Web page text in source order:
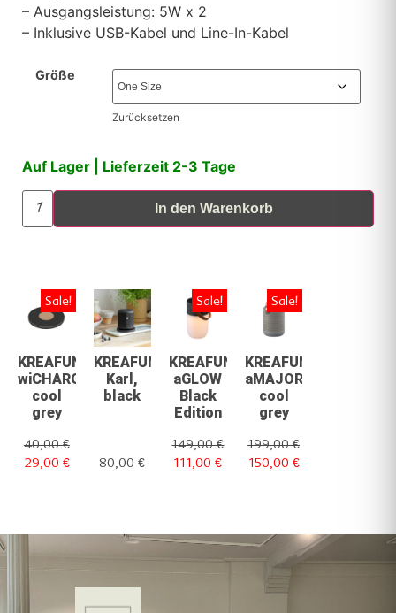
– Ausgangsleistung: 5W x 2
– Inklusive USB-Kabel und Line-In-Kabel
Größe
Zurücksetzen
Auf Lager | Lieferzeit 2-3 Tage
In den Warenkorb
Sale!
KREAFUNK
wiCHARGE
cool
grey
40,00€
29,00 €
KREAFUNK
Karl,
black
80,00€
Sale!
KREAFUNK
aGLOW
Black
Edition
149,00€
111,00€
Sale!
KREAFUNK
aMAJOR
cool
grey
199,00€
150,00 €